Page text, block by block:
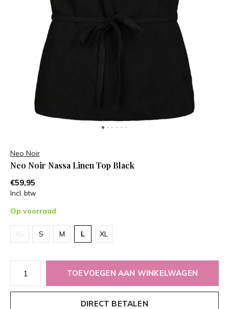
Neo Noir
Neo Noir Nassa Linen Top Black
€59,95
Incl. btw
Op voorraad
XS S M L XL
TOEVOEGEN AAN WINKELWAGEN
DIRECT BETALEN